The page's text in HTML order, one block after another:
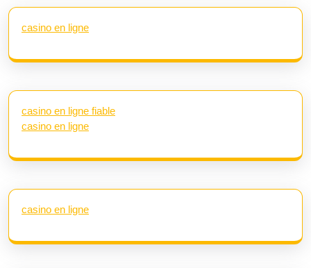
casino en ligne
casino en ligne fiable
casino en ligne
casino en ligne